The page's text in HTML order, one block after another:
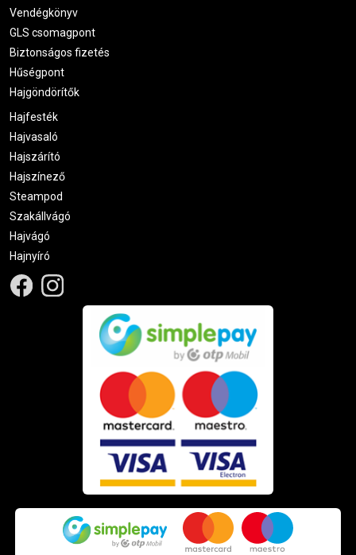
Vendégkönyv
GLS csomagpont
Biztonságos fizetés
Hűségpont
Hajgöndörítők
Hajfesték
Hajvasaló
Hajszárító
Hajszínező
Steampod
Szakállvágó
Hajvágó
Hajnyíró